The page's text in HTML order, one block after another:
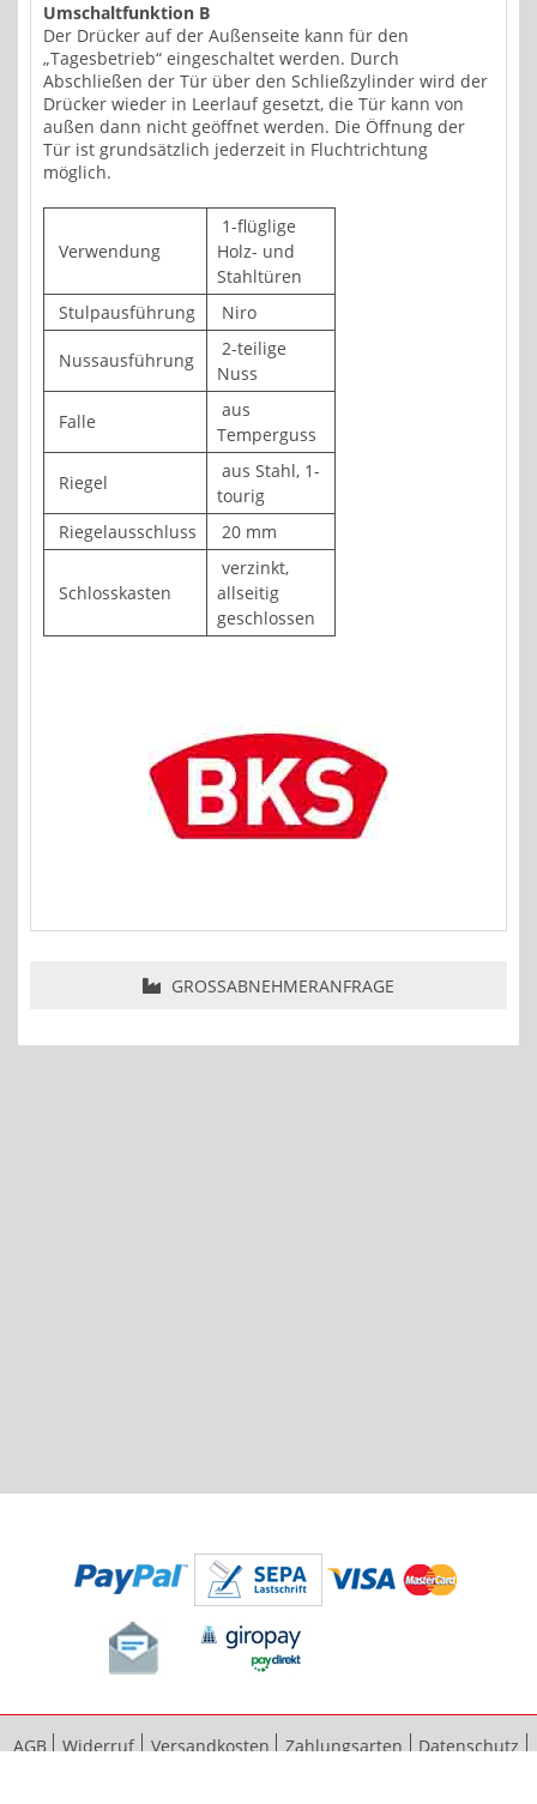
Umschaltfunktion B
Der Drücker auf der Außenseite kann für den
„Tagesbetrieb“ eingeschaltet werden. Durch
Abschließen der Tür über den Schließzylinder wird der
Drücker wieder in Leerlauf gesetzt, die Tür kann von
außen dann nicht geöffnet werden. Die Öffnung der
Tür ist grundsätzlich jederzeit in Fluchtrichtung
möglich.
Verwendung
1-flüglige
Holz- und
Stahltüren
Stulpausführung
Niro
Nussausführung
2-teilige
Nuss
Falle
aus
Temperguss
Riegel
aus Stahl, 1-
tourig
Riegelausschluss
20 mm
Schlosskasten
verzinkt,
allseitig
geschlossen
GROSSABNEHMERANFRAGE
AGB Widerruf Versandkosten Zahlungsarten
Datenschutz